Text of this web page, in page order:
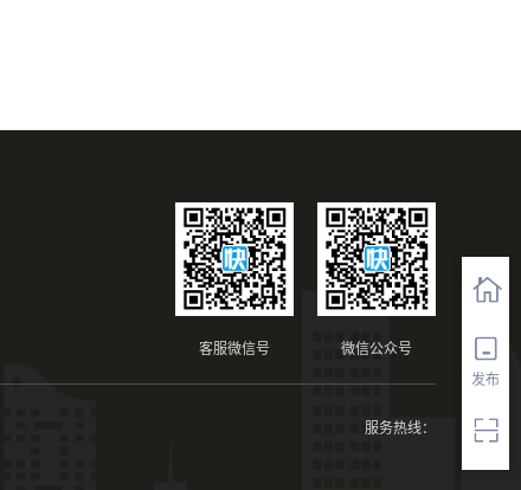
发布
微信公众号
客服微信号
服务热线：